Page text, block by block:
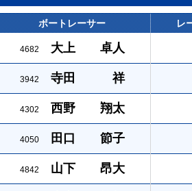
ボートレーサー レ
4682 大上 卓人
3942 寺田 祥
4302 西野 翔太
4050 田口 節子
4842 山下 昂大